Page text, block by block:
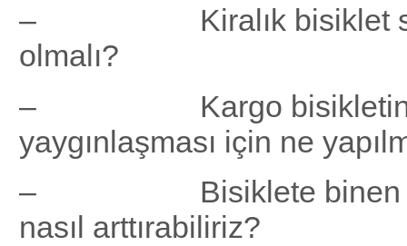
– Kiralık bisiklet
olmalı?
– Kargo
yaygınlaşması için ne
– Bisiklete binen kişi
nasıl arttırabiliriz?